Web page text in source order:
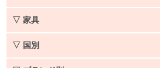
▽ 家具
▽ 国別